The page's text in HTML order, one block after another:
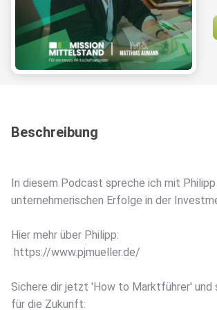
Beschreibung
In diesem Podcast spreche ich mit
unternehmerischen Erfolge in der
Hier mehr über Philipp:
https://www.pjmueller.de/
Sichere dir jetzt 'How to Marktführer' und
für die Zukunft: